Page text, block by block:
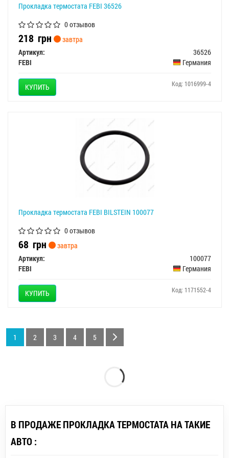
Прокладка термостата FEBI 36526
0 отзывов
218 грн
завтра
Артикул:
36526
FEBI
Германия
КУПИТЬ Код: 1016999-4
Прокладка термостата FEBI BILSTEIN 100077
0 отзывов
68 грн
завтра
Артикул:
100077
FEBI
Германия
КУПИТЬ Код: 1171552-4
1 2 3 4 5
В ПРОДАЖЕ ПРОКЛАДКА ТЕРМОСТАТА НА ТАКИЕ
АВТО :